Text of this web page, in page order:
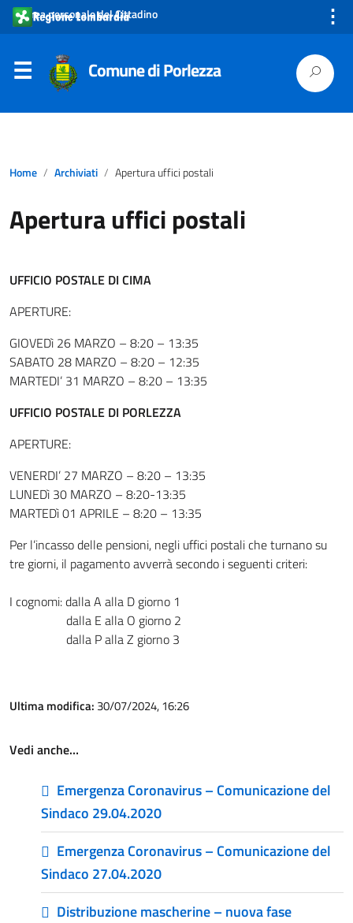
Area personale del Cittadino ⋮
Comune di Porlezza
Home Archiviati Apertura uffici postali
Apertura uffici postali
UFFICIO POSTALE DI CIMA
APERTURE:
GIOVEDì 26 MARZO – 8:20 – 13:35
SABATO 28 MARZO – 8:20 – 12:35
MARTEDI’ 31 MARZO – 8:20 – 13:35
UFFICIO POSTALE DI PORLEZZA
APERTURE:
VENERDI’ 27 MARZO – 8:20 – 13:35
LUNEDì 30 MARZO – 8:20-13:35
MARTEDì 01 APRILE – 8:20 – 13:35
Per l’incasso delle pensioni, negli uffici postali che turnano su
tre giorni, il pagamento avverrà secondo i seguenti criteri:
I cognomi: dalla A alla D giorno 1
dalla E alla O giorno 2
dalla P alla Z giorno 3
Ultima modifica: 30/07/2024, 16:26
Vedi anche…
Emergenza Coronavirus – Comunicazione del
Sindaco 29.04.2020
Emergenza Coronavirus – Comunicazione del
Sindaco 27.04.2020
Distribuzione mascherine – nuova fase